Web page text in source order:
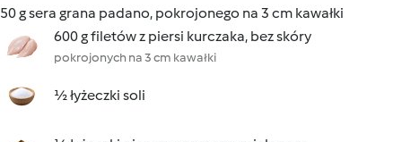
50 g sera grana padano, pokrojonego na 3 cm kawałki
600 g filetów z piersi kurczaka, bez skóry
pokrojonych na 3 cm kawałki
½ łyżeczki soli